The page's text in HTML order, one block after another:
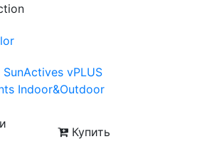
SunActives vPLUS
Indoor&Outdoor
Купить